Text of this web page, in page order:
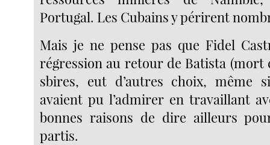
Portugal. Les Cubains y périrent
Mais je ne pense pas que Fidel
régression au retour de Batista (mort
sbires, eut d’autres choix, même
avaient pu l’admirer en travaillant
bonnes raisons de dire ailleurs
partis.